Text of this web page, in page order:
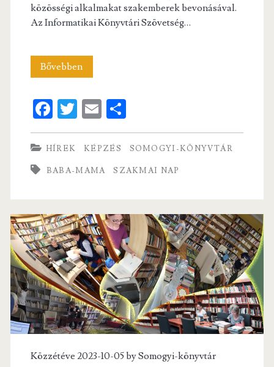
közösségi alkalmakat szakemberek bevonásával.
Az Informatikai Könyvtári Szövetség…
BővebbenKÖNYVTÁRI
BABÁKNAK
ÉS
MAMÁKNAK
–
nap
a
kultúraátadás
és
mintakövetés
hagyományokon
alapuló
Fa
ce
b
o
T
w
itt
er
E
m
ai
l
S
ha
re
HÍREK KÉPZÉS SOMOGYI-KÖNYVTÁR
BABA-MAMA SZAKMAI NAP
Közzétéve 2023-10-05 bySomogyi-könyvtár